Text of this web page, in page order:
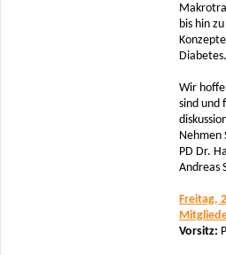
bis hin
Diabetes.
Wir
sind und
Nehmen
PD Dr.
Andreas
Freitag,
Vorsitz: